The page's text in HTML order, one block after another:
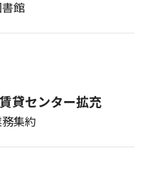
館
貸センター拡充
集約